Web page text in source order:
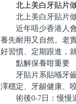
北上美白牙貼片
北上美白牙貼片做
近年唔少香港人會
養先耐用又自然。老
好習慣、定期跟進，
點解保養咁重要
牙貼片系貼喺牙齒
澤穩定、牙龈健康、
術後0-7日：慢慢